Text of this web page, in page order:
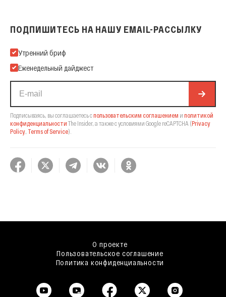
ПОДПИШИТЕСЬ НА НАШУ EMAIL-РАССЫЛКУ
Подпишитесь на нашу Email-рассылку
Утренний бриф
Еженедельный дайджест
Подписываясь, вы соглашаетесь спользовательским соглашением и политикой
конфиденциальности The Insider, а также с условиями Google reCAPTCHA (Privacy
Policy Terms of Service).
О проекте
Пользовательское соглашение
Политика конфиденциальности